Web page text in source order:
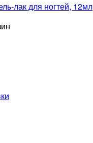
лак для ногтей, 12мл